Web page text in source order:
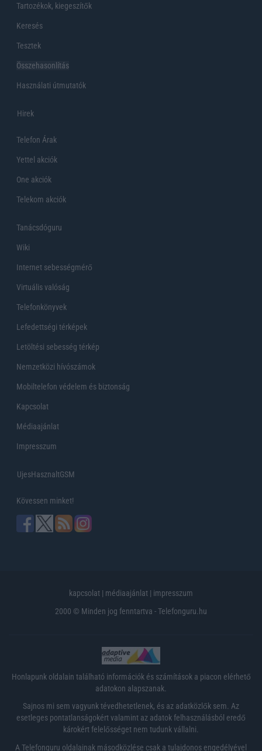
Tartozékok, kiegeszítők
Keresés
Tesztek
Összehasonlítás
Használati útmutatók
Hirek
Telefon Árak
Yettel akciók
One akciók
Telekom akciók
Tanácsdóguru
Wiki
Internet sebességmérő
Virtuális valóság
Telefonkönyvek
Lefedettségi térképek
Letöltési sebesség térkép
Nemzetközi hívószámok
Mobiltelefon védelem és biztonság
Kapcsolat
Médiaajánlat
Impresszum
UjesHasznaltGSM
Kövessen minket!
kapcsolat | médiaajánlat | impresszum
2000 © Minden jog fenntartva - Telefonguru.hu
Honlapunk oldalain található információk és számítások a piacon elérhető
adatokon alapszanak.
Sajnos mi sem vagyunk tévedhetetlenek, és az adatközlők sem. Az
esetleges pontatlanságokért valamint az adatok felhasználásból eredő
károkért felelősséget nem tudunk vállalni.
A Telefonguru oldalainak másodközlése csak a tulajdonos engedélyével